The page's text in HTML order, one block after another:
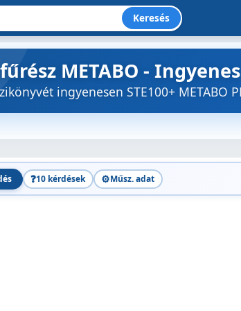
Keresés
METABO -
ingyenesen STE100+ METABO
❓10 kérdések ⚙️Műsz. adat